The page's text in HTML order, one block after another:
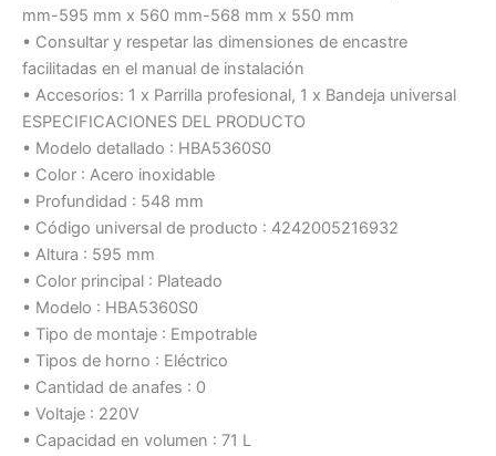
mm-595 mm x 560 mm-568 mm x 550 mm
• Consultar y respetar las dimensiones de encastre
facilitadas en el manual de instalación
• Accesorios: 1 x Parrilla profesional, 1 x Bandeja universal
ESPECIFICACIONES DEL PRODUCTO
• Modelo detallado : HBA5360S0
• Color : Acero inoxidable
• Profundidad : 548 mm
• Código universal de producto : 4242005216932
• Altura : 595 mm
• Color principal : Plateado
• Modelo : HBA5360S0
• Tipo de montaje : Empotrable
• Tipos de horno : Eléctrico
• Cantidad de anafes : 0
• Voltaje : 220V
• Capacidad en volumen : 71 L